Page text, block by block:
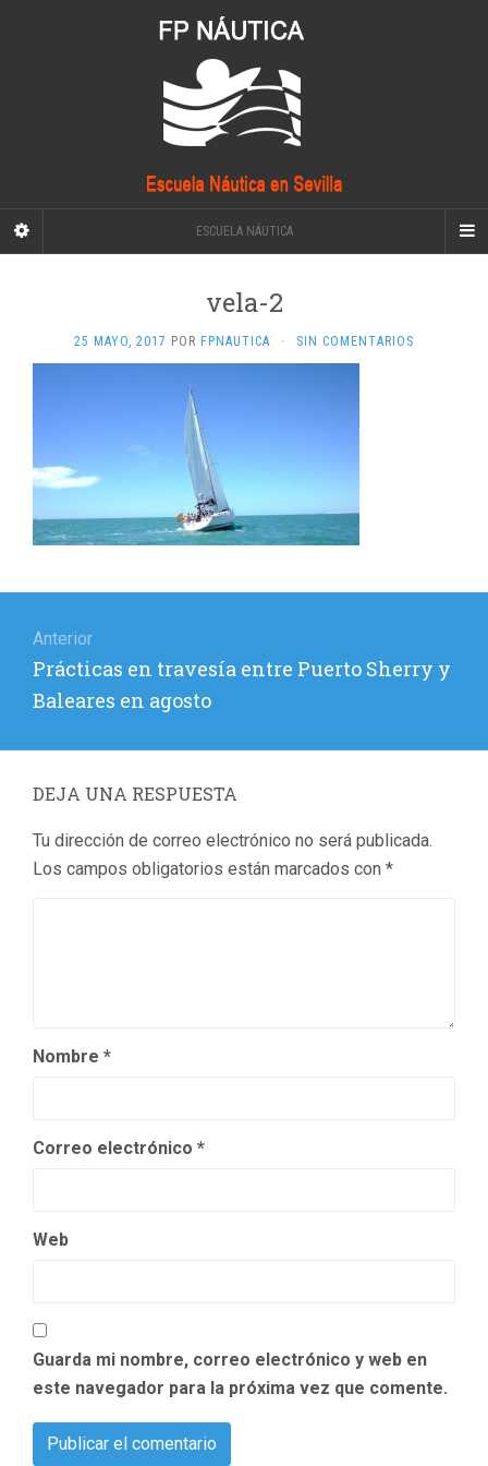
ESCUELA NÁUTICA
vela-2
25 MAYO, 2017 POR FPNAUTICA · SIN COMENTARIOS
de
entradas
Anterior
Entrada
anterior:
Prácticas en travesía entre Puerto Sherry y
Baleares en agosto
DEJA UNA RESPUESTA
Tu dirección de correo electrónico no será publicada.
Los campos obligatorios están marcados con *
Nombre *
Correo electrónico *
Web
Guarda mi nombre, correo electrónico y web en
este navegador para la próxima vez que comente.